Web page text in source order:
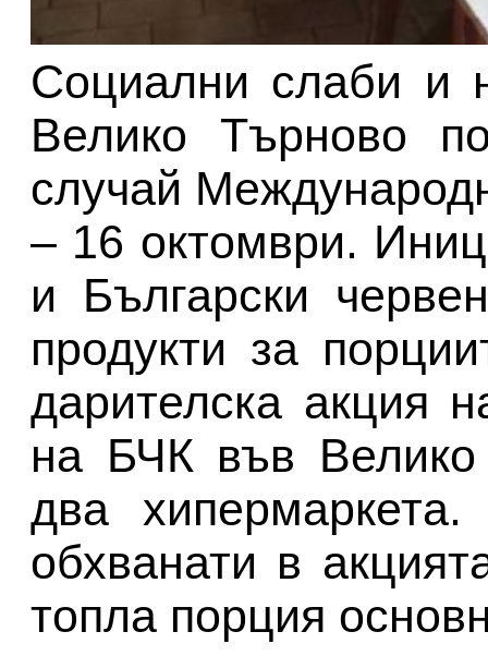
Социални слаби и
Велико Търново
случай
– 16 октомври.
и Български
продукти за
дарителска акция
на БЧК във
два
обхванати в
топла порция